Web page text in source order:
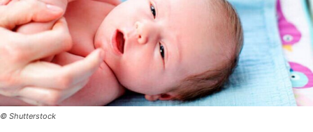
© Shutterstock